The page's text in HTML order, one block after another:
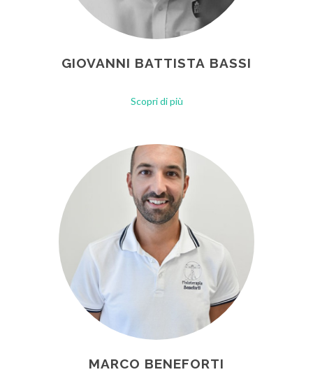
GIOVANNI BATTISTA BASSI
Scopri di più
MARCO BENEFORTI